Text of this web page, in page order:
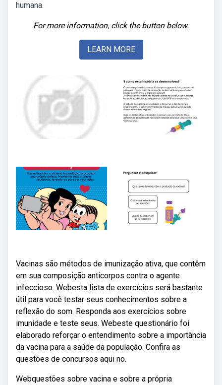
humana.
For more information, click the button below.
LEARN MORE
Vacinas são métodos de imunização ativa, que contêm
em sua composição anticorpos contra o agente
infeccioso. Webesta lista de exercícios será bastante
útil para você testar seus conhecimentos sobre a
reflexão do som. Responda aos exercícios sobre
imunidade e teste seus. Webeste questionário foi
elaborado reforçar o entendimento sobre a importância
da vacina para a saúde da população. Confira as
questões de concursos aqui no.
Webquestões sobre vacina e sobre a própria